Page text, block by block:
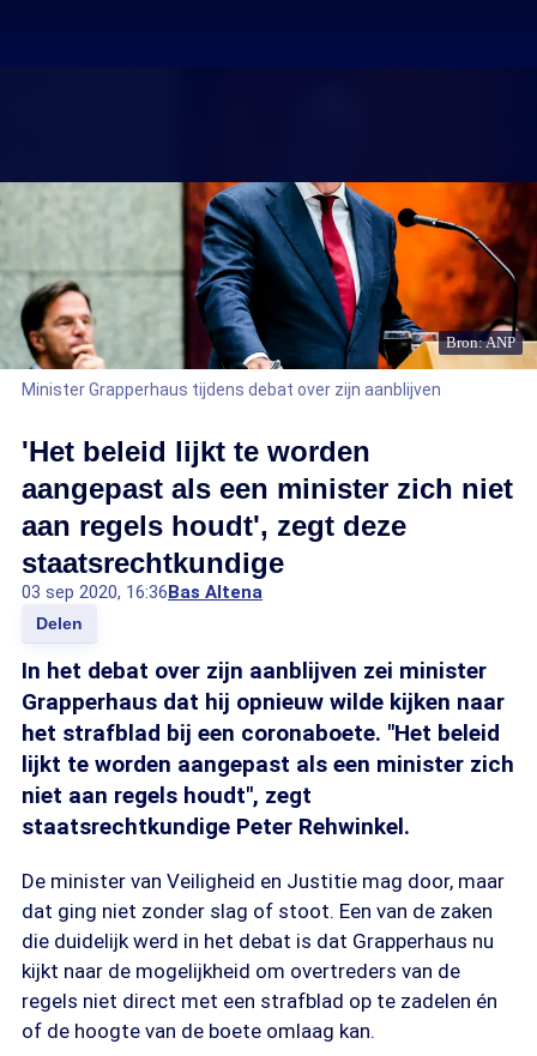
Bron: ANP
Minister Grapperhaus tijdens debat over zijn aanblijven
'Het beleid lijkt te worden
aangepast als een minister zich niet
aan regels houdt', zegt deze
staatsrechtkundige
03 sep 2020, 16:36Bas Altena
Delen
In het debat over zijn aanblijven zei minister
Grapperhaus dat hij opnieuw wilde kijken naar
het strafblad bij een coronaboete. "Het beleid
lijkt te worden aangepast als een minister zich
niet aan regels houdt", zegt
staatsrechtkundige Peter Rehwinkel.
De minister van Veiligheid en Justitie mag door, maar
dat ging niet zonder slag of stoot. Een van de zaken
die duidelijk werd in het debat is dat Grapperhaus nu
kijkt naar de mogelijkheid om overtreders van de
regels niet direct met een strafblad op te zadelen én
of de hoogte van de boete omlaag kan.